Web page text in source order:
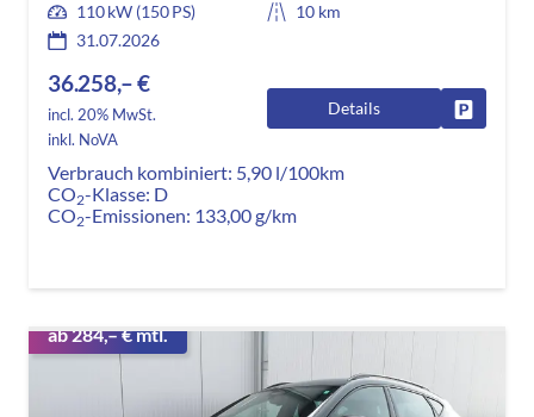
110 kW (150 PS)
10 km
31.07.2026
36.258,– €
incl. 20% MwSt.
inkl. NoVA
Details
Verbrauch kombiniert: 5,90 l/100km
CO2-Klasse: D
CO2-Emissionen: 133,00 g/km
ab 284,– € mtl.